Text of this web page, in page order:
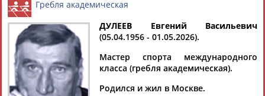
Найдено: 1персона Расширенный поиск
Гребля академическая
ДУЛЕЕВ Евгений Васильевич
(05.04.1956 - 01.05.2026).
Мастер спорта международного
класса (гребля академическая).
Родился и жил в Москве.